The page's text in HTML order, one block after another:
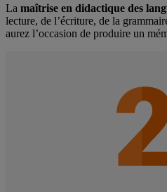
La maîtrise en didactique des
lecture, de l’écriture, de la
aurez l’occasion de produire un